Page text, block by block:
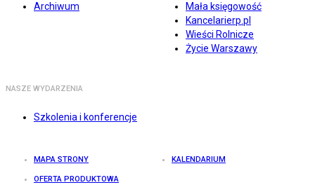
Archiwum
Mała księgowość
Kancelarierp.pl
Wieści Rolnicze
Życie Warszawy
NASZE WYDARZENIA
Szkolenia i konferencje
MAPA STRONY KALENDARIUM
OFERTA PRODUKTOWA